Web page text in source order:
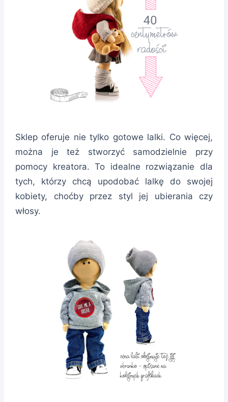
Sklep oferuje nie tylko gotowe lalki. Co więcej,
można je też stworzyć samodzielnie przy
pomocy kreatora. To idealne rozwiązanie dla
tych, którzy chcą upodobać lalkę do swojej
kobiety, choćby przez styl jej ubierania czy
włosy.